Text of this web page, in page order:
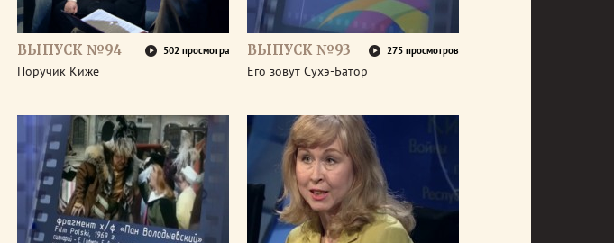
ВЫПУСК №94 502 просмотра
Поручик Киже
ВЫПУСК №93 275 просмотров
Его зовут Сухэ-Батор